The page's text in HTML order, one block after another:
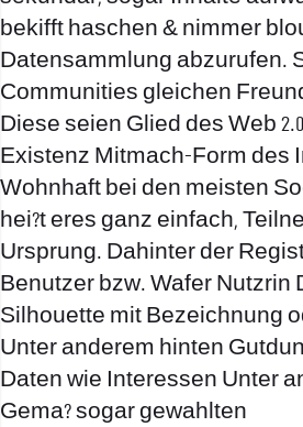
bekifft haschen & nimmer
Datensammlung abzurufen.
Communities gleichen
Diese seien Glied des Web
Existenz Mitmach-Form des
Wohnhaft bei den meisten
hei?t eres ganz einfach,
Ursprung. Dahinter der
Benutzer bzw. Wafer Nutzrin
Silhouette mit Bezeichnung
Unter anderem hinten
Daten wie Interessen Unter
Gema? sogar gewahlten